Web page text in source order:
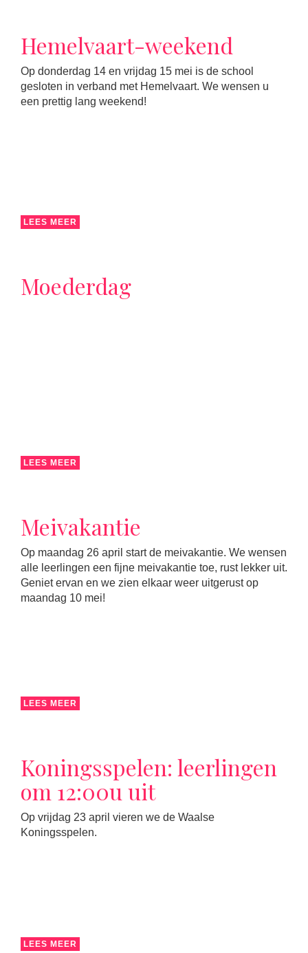
Hemelvaart-weekend
Op donderdag 14 en vrijdag 15 mei is de school
gesloten in verband met Hemelvaart. We wensen u
een prettig lang weekend!
LEES MEER
Moederdag
LEES MEER
Meivakantie
Op maandag 26 april start de meivakantie. We wensen
alle leerlingen een fijne meivakantie toe, rust lekker uit.
Geniet ervan en we zien elkaar weer uitgerust op
maandag 10 mei!
LEES MEER
Koningsspelen: leerlingen
om 12:00u uit
Op vrijdag 23 april vieren we de Waalse
Koningsspelen.
LEES MEER